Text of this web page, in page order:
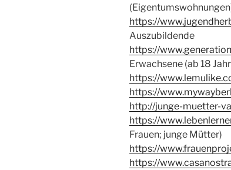
https://
Auszubildende
https://
Erwachsene (ab 18
https://
https://
http://junge-muetter-
https://
Frauen; junge Mütter)
https://
https://